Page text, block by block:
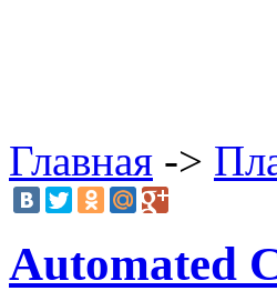
Главная ->
Automated